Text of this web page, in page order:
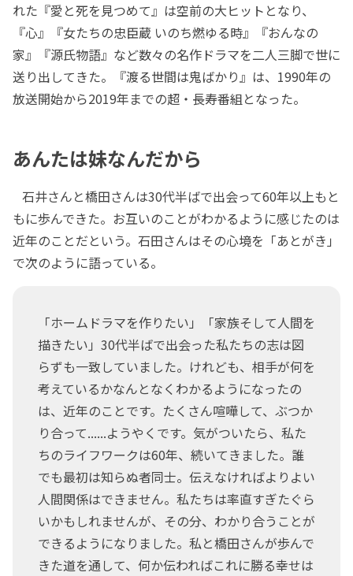
れた『愛と死を見つめて』は空前の大ヒットとなり、
『心』『女たちの忠臣蔵 いのち燃ゆる時』『おんなの
家』『源氏物語』など数々の名作ドラマを二人三脚で世に
送り出してきた。『渡る世間は鬼ばかり』は、1990年の
放送開始から2019年までの超・長寿番組となった。
あんたは妹なんだから
石井さんと橋田さんは30代半ばで出会って60年以上もと
もに歩んできた。お互いのことがわかるように感じたのは
近年のことだという。石田さんはその心境を「あとがき」
で次のように語っている。
「ホームドラマを作りたい」「家族そして人間を
描きたい」30代半ばで出会った私たちの志は図
らずも一致していました。けれども、相手が何を
考えているかなんとなくわかるようになったの
は、近年のことです。たくさん喧嘩して、ぶつか
り合って......ようやくです。気がついたら、私た
ちのライフワークは60年、続いてきました。誰
でも最初は知らぬ者同士。伝えなければよりよい
人間関係はできません。私たちは率直すぎたぐら
いかもしれませんが、その分、わかり合うことが
できるようになりました。私と橋田さんが歩んで
きた道を通して、何か伝わればこれに勝る幸せは